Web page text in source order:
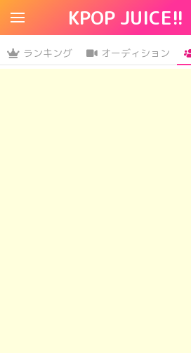
KPOP JUICE!!
ランキング オーディション